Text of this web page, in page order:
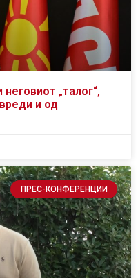
„талог“,
и од
ПРЕС-КОНФЕРЕНЦИИ